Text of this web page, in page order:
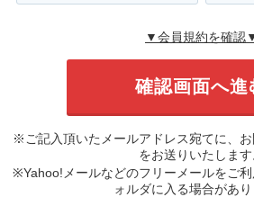
▼会員規約を確認
※ご記入頂いたメールアドレス宛てに、
をお送りいたします
※Yahoo!メールなどのフリーメールをご
ォルダに入る場合があり